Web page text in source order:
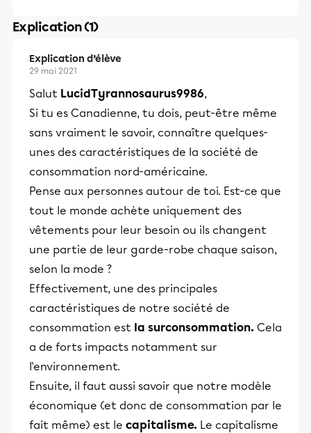
Explication (1)
Explication d’élève
29 mai 2021
Salut LucidTyrannosaurus9986,
Si tu es Canadienne, tu dois, peut-être même
sans vraiment le savoir, connaître quelques-
unes des caractéristiques de la société de
consommation nord-américaine.
Pense aux personnes autour de toi. Est-ce que
tout le monde achète uniquement des
vêtements pour leur besoin ou ils changent
une partie de leur garde-robe chaque saison,
selon la mode ?
Effectivement, une des principales
caractéristiques de notre société de
consommation est la surconsommation. Cela
a de forts impacts notamment sur
l'environnement.
Ensuite, il faut aussi savoir que notre modèle
économique (et donc de consommation par le
fait même) est le capitalisme. Le capitalisme